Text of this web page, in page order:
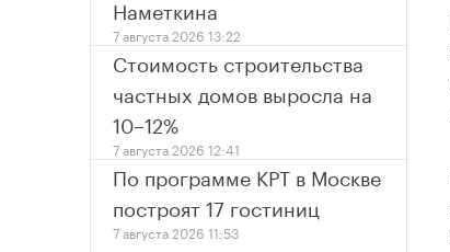
Наметкина
7 августа 2026 13:22
Стоимость строительства
частных домов выросла на
10–12%
7 августа 2026 12:41
По программе КРТ в Москве
построят 17 гостиниц
7 августа 2026 11:53